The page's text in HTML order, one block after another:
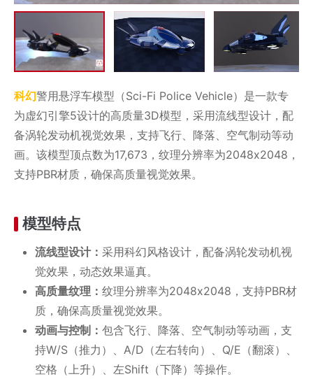
科幻警用悬浮车模型（Sci-Fi Police Vehicle）是一款专
为虚幻引擎5设计的高质量3D模型，采用流线型设计，配
备涡轮发动机视觉效果，支持飞行、降落、空气制动等动
画。该模型顶点数为17,673，纹理分辨率为2048x2048，
支持PBR材质，确保高质量视觉效果。
模型特点
流线型设计： 采用科幻风格设计，配备涡轮发动机视
觉效果，动态效果逼真。
高质量纹理： 纹理分辨率为2048x2048，支持PBR材
质，确保高质量视觉效果。
动画与控制： 包含飞行、降落、空气制动等动画，支
持W/S（推力）、A/D（左右转向）、Q/E（翻滚）、
空格（上升）、左Shift（下降）等操作。